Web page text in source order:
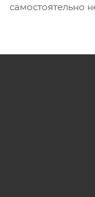
самостоятельно